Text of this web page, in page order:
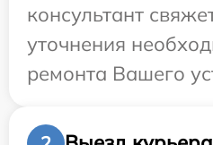
консультант
уточнения
ремонта Вашего